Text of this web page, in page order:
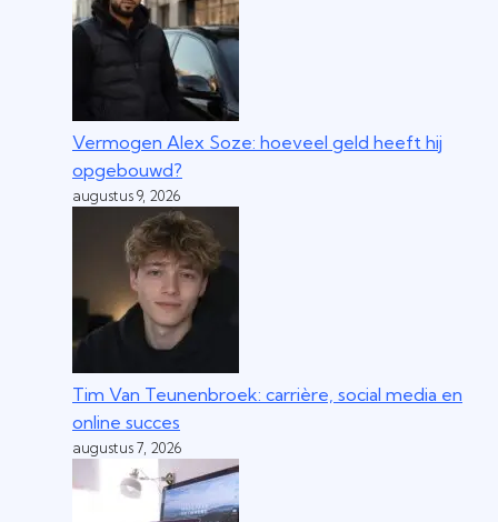
Vermogen Alex Soze: hoeveel geld heeft hij
opgebouwd?
augustus 9, 2026
Tim Van Teunenbroek: carrière, social media en
online succes
augustus 7, 2026